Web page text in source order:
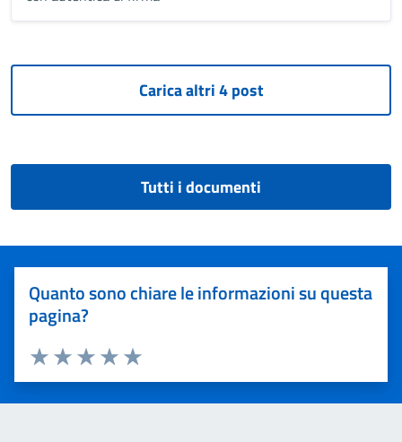
Tutti i documenti
Quanto sono chiare le informazioni su questa
pagina?
Valuta 5 stelle su 5
Valuta 4 stelle su 5
Valuta 3 stelle su 5
Valuta 2 stelle su 5
Valuta 1 stelle su 5